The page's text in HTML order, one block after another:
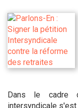
Dans le cadre
intersyndicale